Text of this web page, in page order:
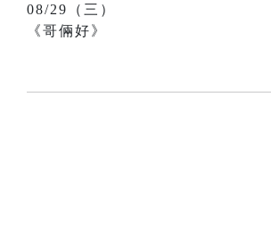
08/29（三）
《哥倆好》